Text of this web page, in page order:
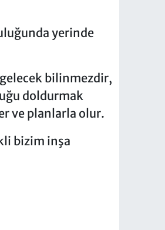
yerinde
bilinmezdir,
doldurmak
ve planlarla olur.
bizim inşa